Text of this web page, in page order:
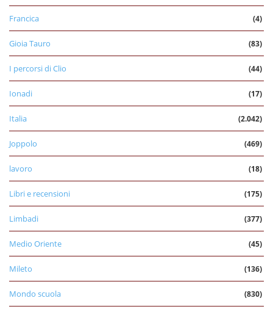
Francica (4)
Gioia Tauro (83)
I percorsi di Clio (44)
Ionadi (17)
Italia (2.042)
Joppolo (469)
lavoro (18)
Libri e recensioni (175)
Limbadi (377)
Medio Oriente (45)
Mileto (136)
Mondo scuola (830)